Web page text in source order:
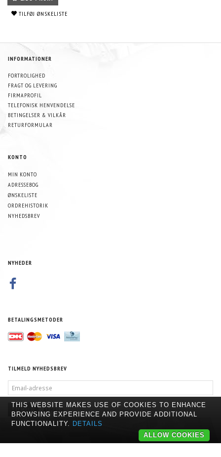
TILFØJ ØNSKELISTE
INFORMATIONER
FORTROLIGHED
FRAGT OG LEVERING
FIRMAPROFIL
TELEFONISK HENVENDELSE
BETINGELSER & VILKÅR
RETURFORMULAR
KONTO
MIN KONTO
ADRESSEBOG
ØNSKELISTE
ORDREHISTORIK
NYHEDSBREV
NYHEDER
BETALINGSMETODER
TILMELD NYHEDSBREV
ADRESSE
TILMELD AFMELD
THIS WEBSITE MAKES USE OF COOKIES TO ENHANCE
BROWSING EXPERIENCE AND PROVIDE ADDITIONAL
FUNCTIONALITY. DETAILS
ALLOW COOKIES